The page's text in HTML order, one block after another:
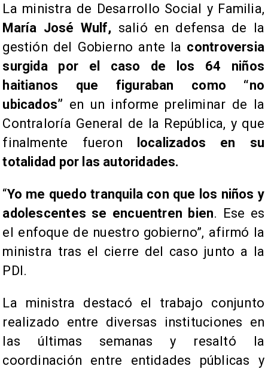
La ministra de Desarrollo Social y Familia,
María José Wulf, salió en defensa de la
gestión del Gobierno ante la controversia
surgida por el caso de los 64 niños
haitianos que figuraban como “no
ubicados” en un informe preliminar de la
Contraloría General de la República, y que
finalmente fueron
localizados en su
totalidad por las autoridades.
“Yo me quedo tranquila con que los niños y
adolescentes se encuentren bien. Ese es
el enfoque de nuestro gobierno”, afirmó la
ministra tras el cierre del caso junto a la
PDI.
La ministra destacó el trabajo conjunto
realizado entre diversas instituciones en
las últimas semanas y resaltó la
coordinación entre entidades públicas y